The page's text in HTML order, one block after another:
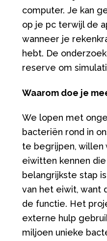
computer. Je kan
op je pc terwijl de
wanneer je
hebt. De
reserve om
Waarom doe je
We lopen met
bacteriën rond in
te begrijpen, willen
eiwitten kennen
belangrijkste stap
van het eiwit, want
de functie. Het
externe hulp
miljoen unieke